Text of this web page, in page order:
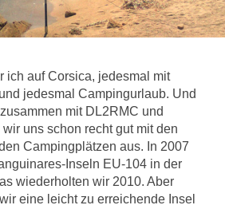
ich auf Corsica, jedesmal mit
jedesmal Campingurlaub. Und
mit DL2RMC und
uns schon recht gut mit den
Campingplätzen aus. In 2007
Inseln EU-104 in der
wiederholten wir 2010. Aber
eine leicht zu erreichende Insel